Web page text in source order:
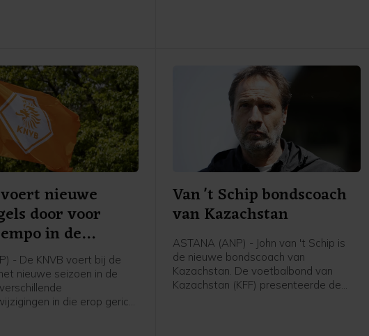
nieuwe
door voor
in de
- De KNVB voert bij de
nieuwe seizoen in de
in die erop gericht
Van 't Schip bondscoach
van Kazachstan
ASTANA (ANP) - John van 't Schip is
de nieuwe bondscoach van
Kazachstan. De voetbalbond van
Kazachstan (KFF) presenteerde de